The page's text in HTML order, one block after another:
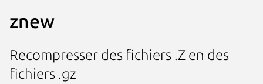
znew
Recompresser des fichiers .Z en des
fichiers .gz